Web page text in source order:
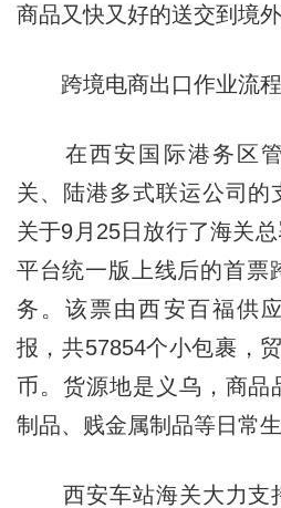
商品又快又好的送交到境外
跨境电商出口作业流程
在西安国际港务区管
关、陆港多式联运公司的
关于9月25日放行了海关
平台统一版上线后的首票
务。该票由西安百福供
报，共57854个小包裹，
币。货源地是义乌，商品
制品、贱金属制品等日常生
西安车站海关大力支